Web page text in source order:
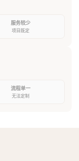
服务较少
项目既定
流程单一
无法定制